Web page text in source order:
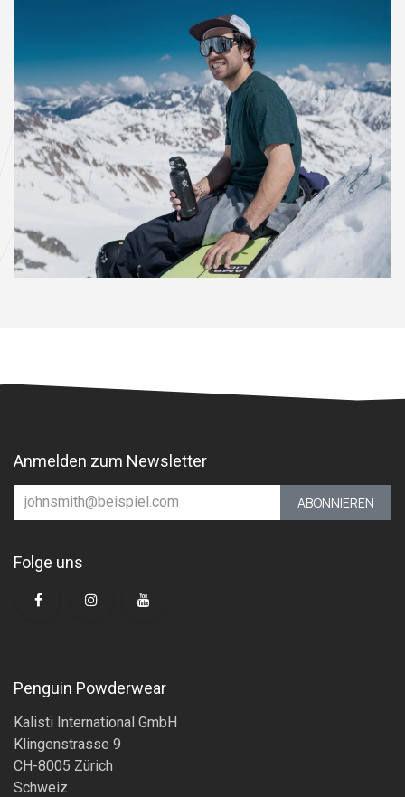
Anmelden zum Newsletter
ABONNIEREN
Folge uns
Penguin Powderwear
Kalisti International GmbH
Klingenstrasse 9
CH-8005 Zürich
Schweiz